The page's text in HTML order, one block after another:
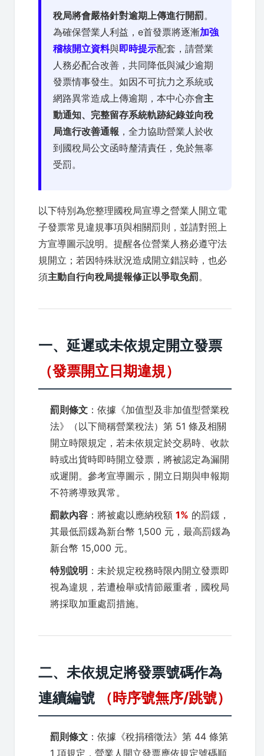
稅局將會嚴格針對逾期上傳進行開罰。
為確保營業人利益，e首發票將逐漸加強
稽核開立資料與即時提示配套，請營業
人務必配合改善，共同降低與減少逾期
發票情事發生。如因不可抗力之系統或
網路異常造成上傳逾期，本中心亦會主
動通知、完整留存系統軌跡紀錄並向稅
局進行改善通報 ，全力協助營業人於收
到國稅局公文函時釐清責任，免於無辜
受罰。
以下特別為您整理國稅局宣導之營業人開立電
子發票常見違規事項與相關罰則，並請對照上
方宣導圖示說明。提醒各位營業人務必遵守法
規開立；若因特殊狀況造成開立錯誤時，也必
須主動自行向稅局提報修正以爭取免罰。
一、延遲或未依規定開立發票
（發票開立日期違規）
罰則條文 ：依據《加值型及非加值型營業稅
法》（以下簡稱營業稅法）第 51 條及相關
開立時限規定，若未依規定於交易時、收款
時或出貨時即時開立發票，將被認定為漏開
或遲開。參考宣導圖示，開立日期與申報期
不符將導致異常。
罰款內容 ：將被處以應納稅額 1% 的罰鍰，
其最低罰鍰為新台幣 1,500 元，最高罰鍰為
新台幣 15,000 元。
特別說明 ：未於規定稅務時限內開立發票即
視為違規，若遭檢舉或情節嚴重者，國稅局
將採取加重處罰措施。
二、未依規定將發票號碼作為
連續編號
（時序號無序/跳號）
罰則條文 ：依據《稅捐稽徵法》第 44 條第
1 項規定，營業人開立發票應依規定號碼順